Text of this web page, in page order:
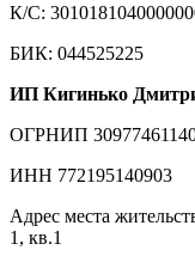
К/С:
БИК: 044525225
ИП Кигинько
ОГРНИП
ИНН
Адрес места
1, кв.1